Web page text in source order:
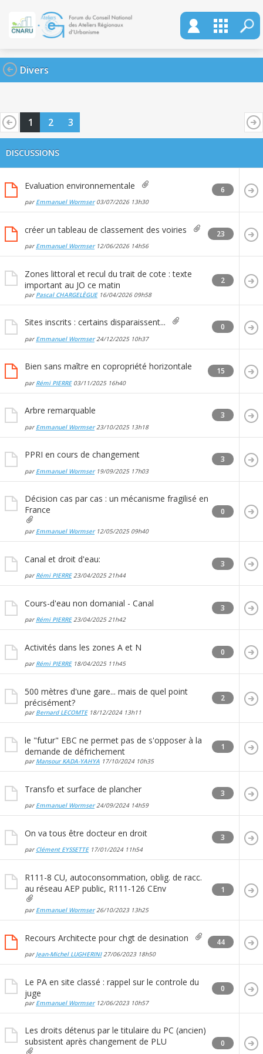
Divers
1 2 3
DISCUSSIONS
Evaluation environnementale
par Emmanuel Wormser03/07/2026 13h30
6
créer un tableau de classement des voiries
par Emmanuel Wormser12/06/2026 14h56
23
Zones littoral et recul du trait de cote : texte
important au JO ce matin
par Pascal CHARGELÈGUE16/04/2026 09h58
2
Sites inscrits : certains disparaissent...
par Emmanuel Wormser24/12/2025 10h37
0
Bien sans maître en copropriété horizontale
par Rémi PIERRE03/11/2025 16h40
15
Arbre remarquable
par Emmanuel Wormser23/10/2025 13h18
3
PPRI en cours de changement
par Emmanuel Wormser19/09/2025 17h03
3
Décision cas par cas : un mécanisme fragilisé en
France
par Emmanuel Wormser12/05/2025 09h40
0
Canal et droit d'eau:
par Rémi PIERRE23/04/202521h44
3
Cours-d'eau non domanial - Canal
par Rémi PIERRE23/04/202521h42
3
Activités dans les zones A et N
par Rémi PIERRE18/04/2025 11h45
0
500 mètres d'une gare... mais de quel point
précisément?
par Bernard LECOMTE18/12/2024 13h11
2
le "futur" EBC ne permet pas de s'opposer à la
demande de défrichement
par Mansour KADA-YAHYA 17/10/2024 10h35
1
Transfo et surface de plancher
par Emmanuel Wormser24/09/2024 14h59
3
On va tous être docteur en droit
par Clément EYSSETTE17/01/2024 11h54
3
R111-8 CU, autoconsommation, oblig. de racc.
au réseau AEP public, R111-126 CEnv
par Emmanuel Wormser26/10/2023 13h25
1
Recours Architecte pour chgt de desination
par Jean-Michel LUGHERINI27/06/2023 18h50
44
Le PA en site classé : rappel sur le controle du
juge
par Emmanuel Wormser12/06/2023 10h57
0
Les droits détenus par le titulaire du PC (ancien)
subsistent après changement de PLU
0